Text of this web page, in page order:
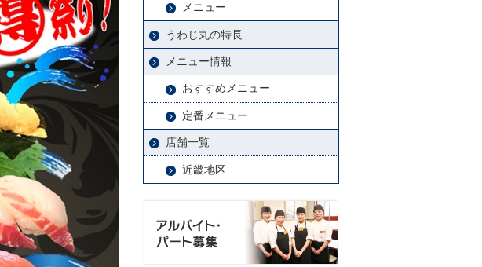
メニュー
うわじ丸の特長
メニュー情報
おすすめメニュー
定番メニュー
店舗一覧
近畿地区